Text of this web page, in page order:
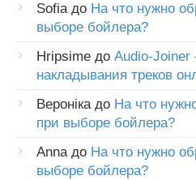
Sofiaдо На что нужно
выборе бойлера?
Hripsime до Audio-Joiner
накладывания треков
Веронікадо На что
при выборе бойлера?
Annaдо На что нужно
выборе бойлера?